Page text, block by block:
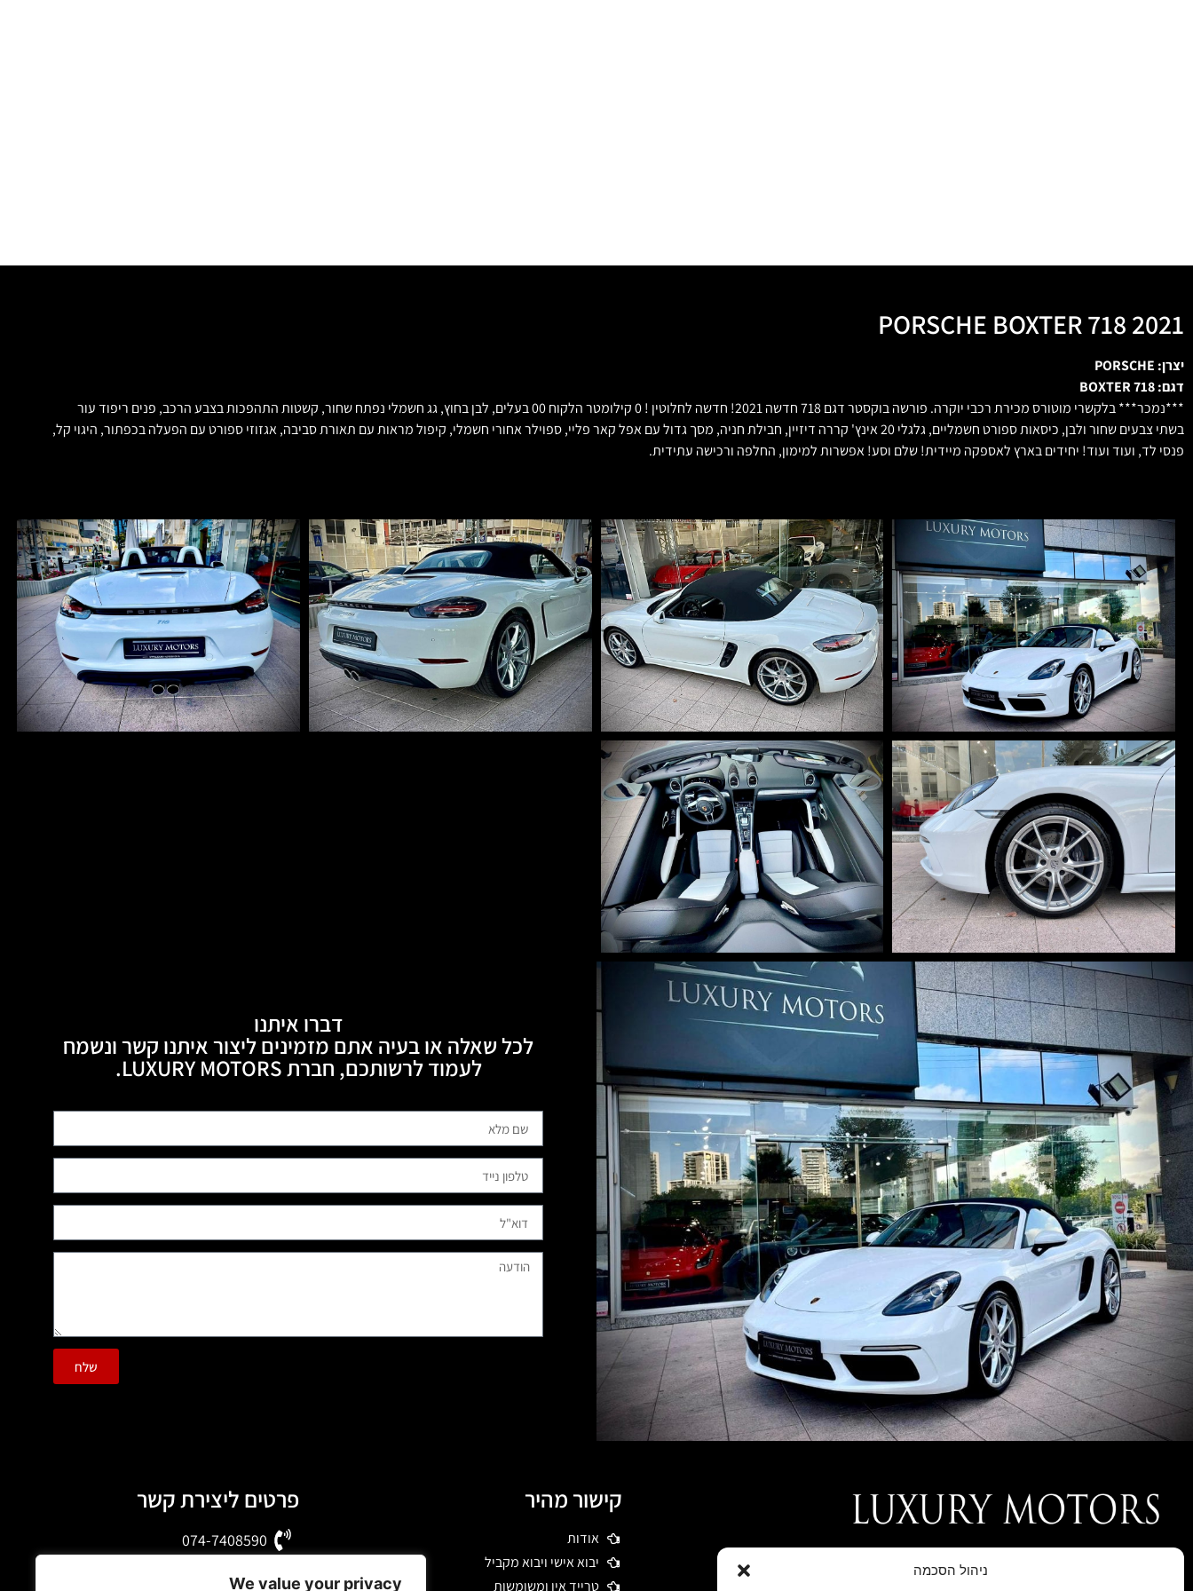
We value your privacy
ניהול הסכמה
PORSCHE BOXTER 718 2021
יצרן: PORSCHE
דגם: BOXTER 718
***נמכר*** בלקשרי מוטורס מכירת רכבי יוקרה. פורשה בוקסטר דגם 718 חדשה 2021! חדשה לחלוטין ! 0 קילומטר הלקוח 00 בעלים, לבן בחוץ, גג חשמלי נפתח שחור, קשטות התהפכות בצבע הרכב, פנים ריפוד עור
בשתי צבעים שחור ולבן, כיסאות ספורט חשמליים, גלגלי 20 אינץ' קררה דיזיין, חבילת חניה, מסך גדול עם אפל קאר פליי, ספוילר אחורי חשמלי, קיפול מראות עם תאורת סביבה, אגזוזי ספורט עם הפעלה בכפתור, היגוי קל,
פנסי לד, ועוד ועוד! יחידים בארץ לאספקה מיידית! שלם וסע! אפשרות למימון, החלפה ורכישה עתידית.
דברו איתנו
לכל שאלה או בעיה אתם מזמינים ליצור איתנו קשר ונשמח
לעמוד לרשותכם, חברת LUXURY MOTORS.
שלח
ייחודיים ובלעדיים שלא מיובאים לארץ באופן סדיר על ידי היבואנים הרשמיים תוך כדי
קישור מהיר
אודות
יבוא אישי ויבוא מקביל
טרייד אין ומשומשות
פרטים ליצירת קשר
074-7408590
office@luxury-motors.co.il